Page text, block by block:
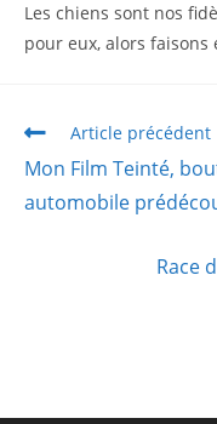
Les chiens sont nos
pour eux, alors faisons
Article précédent
Mon Film Teinté,
automobile
Race